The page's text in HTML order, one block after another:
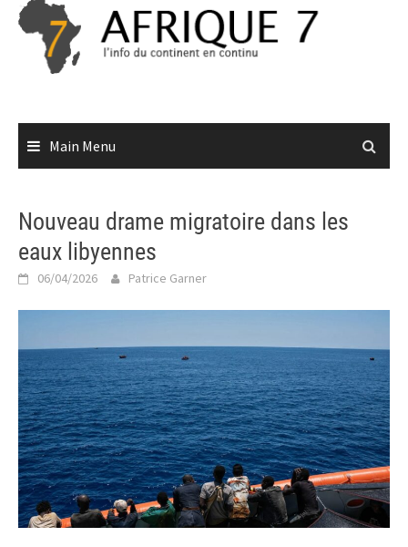
Skip
content
Main Menu
Nouveau drame migratoire dans les
eaux libyennes
06/04/2026 Patrice Garner